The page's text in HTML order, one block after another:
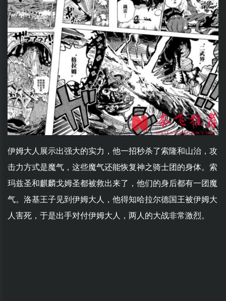
伊姆大人展示出强大的实力，他一招秒杀了索隆和山治，攻
击力方式是魔气，这些魔气还能恢复神之骑士团的身体。索
玛兹圣和麒麟戈姆圣都被救出来了，他们的身后都有一团魔
气。洛基王子见到伊姆大人，他得知哈拉尔德国王被伊姆大
人害死，于是出手对付伊姆大人，两人的大战非常激烈。